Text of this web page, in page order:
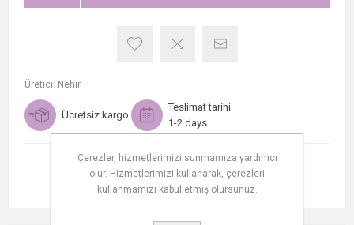
Üretici: Nehir
Ücretsiz kargo
Teslimat tarihi
1-2 days
Çerezler, hizmetlerimizi sunmamıza yardımcı
olur. Hizmetlerimizi kullanarak, çerezleri
kullanmamızı kabul etmiş olursunuz.